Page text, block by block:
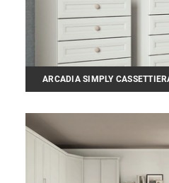
ARCADIA SIMPLY